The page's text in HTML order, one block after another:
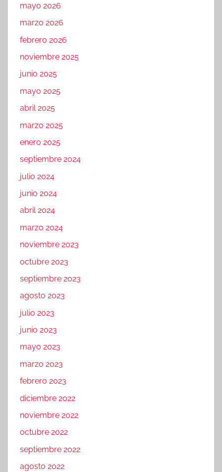
mayo 2026
marzo 2026
febrero 2026
noviembre 2025
junio 2025
mayo 2025
abril 2025
marzo 2025
enero 2025
septiembre 2024
julio 2024
junio 2024
abril 2024
marzo 2024
noviembre 2023
octubre 2023
septiembre 2023
agosto 2023
julio 2023
junio 2023
mayo 2023
marzo 2023
febrero 2023
diciembre 2022
noviembre 2022
octubre 2022
septiembre 2022
agosto 2022